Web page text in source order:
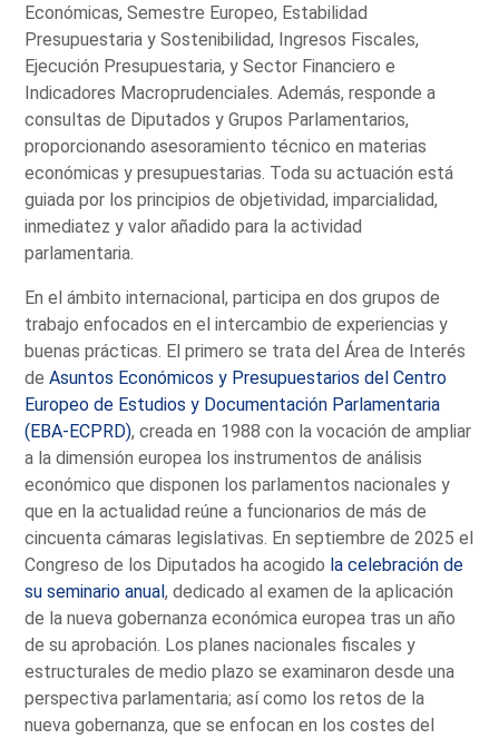
Económicas, Semestre Europeo, Estabilidad
Presupuestaria y Sostenibilidad, Ingresos Fiscales,
Ejecución Presupuestaria, y Sector Financiero e
Indicadores Macroprudenciales. Además, responde a
consultas de Diputados y Grupos Parlamentarios,
proporcionando asesoramiento técnico en materias
económicas y presupuestarias. Toda su actuación está
guiada por los principios de objetividad, imparcialidad,
inmediatez y valor añadido para la actividad
parlamentaria.
En el ámbito internacional, participa en dos grupos de
trabajo enfocados en el intercambio de experiencias y
buenas prácticas. El primero se trata del Área de Interés
deAsuntos Económicos y Presupuestarios del Centro
Europeo de Estudios y Documentación Parlamentaria
(EBA-ECPRD), creada en 1988 con la vocación de ampliar
a la dimensión europea los instrumentos de análisis
económico que disponen los parlamentos nacionales y
que en la actualidad reúne a funcionarios de más de
cincuenta cámaras legislativas. En septiembre de 2025 el
Congreso de los Diputados ha acogido la celebración de
su seminario anual, dedicado al examen de la aplicación
de la nueva gobernanza económica europea tras un año
de su aprobación. Los planes nacionales fiscales y
estructurales de medio plazo se examinaron desde una
perspectiva parlamentaria; así como los retos de la
nueva gobernanza, que se enfocan en los costes del